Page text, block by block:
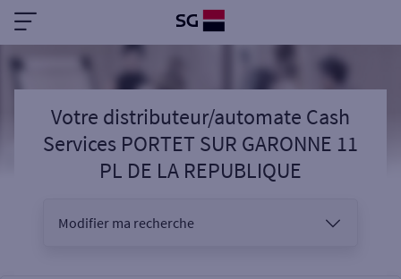
Votre distributeur/automate Cash
Services PORTET SUR GARONNE 11
PL DE LA REPUBLIQUE
Modifier ma recherche